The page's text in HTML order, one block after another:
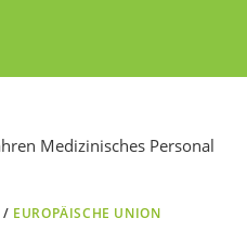
/ EUROPÄISCHE UNION